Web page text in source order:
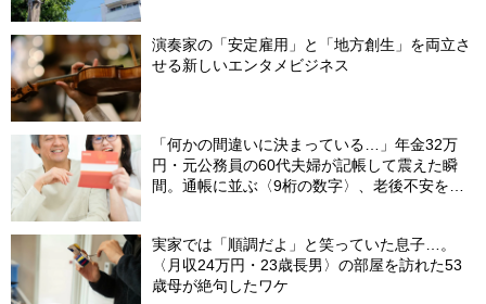
演奏家の「安定雇用」と「地方創生」を両立さ
せる新しいエンタメビジネス
「何かの間違いに決まっている…」年金32万
円・元公務員の60代夫婦が記帳して震えた瞬
間。通帳に並ぶ〈9桁の数字〉、老後不安を一
実家では「順調だよ」と笑っていた息子…。
〈月収24万円・23歳長男〉の部屋を訪れた53
歳母が絶句したワケ